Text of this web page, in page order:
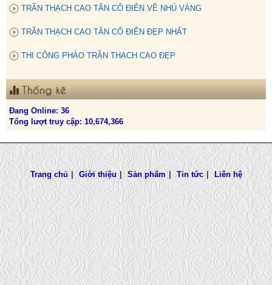
TRẦN THẠCH CAO TÂN CỔ ĐIỂN VẼ NHỦ VÀNG
TRẦN THẠCH CAO TÂN CỔ ĐIỂN ĐẸP NHẤT
THI CÔNG PHÀO TRẦN THẠCH CAO ĐẸP
Thống kê
Đang Online: 36
Tổng lượt truy cập: 10,674,366
Trang chủ | Giới thiệu | Sản phẩm | Tin tức | Liên hệ